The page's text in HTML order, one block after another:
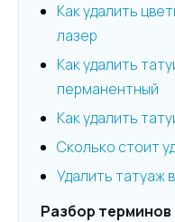
Как удалить
лазер
Как удалить
перманентный
Как удалить
Сколько стоит
Удалить татуаж
Разбор терминов